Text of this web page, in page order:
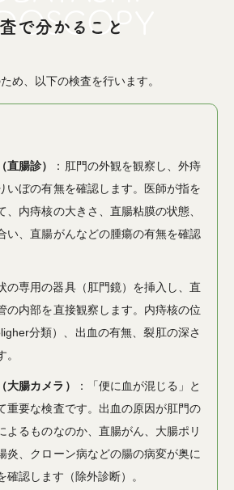
で分かること
め、以下の検査を行います。
直腸診）
：肛門の外観を観察し、外痔
いぼの有無を確認します。医師が指を
、内痔核の大きさ、直腸粘膜の状態、
い、直腸がんなどの腫瘍の有無を確認
の専用の器具（肛門鏡）を挿入し、直
の内部を直接観察します。内痔核の位
分類）、出血の有無、裂肛の深さ
大腸カメラ）
：「便に血が混じる」と
重要な検査です。出血の原因が肛門の
よるものなのか、直腸がん、大腸ポリ
炎、クローン病などの腸の病変が奥に
確認します（除外診断）。